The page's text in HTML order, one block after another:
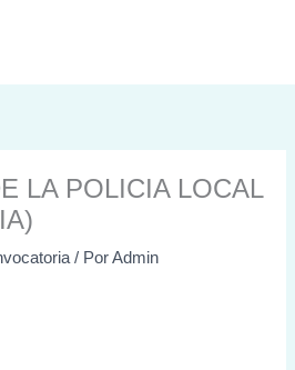
LA POLICIA LOCAL
/ PorAdmin